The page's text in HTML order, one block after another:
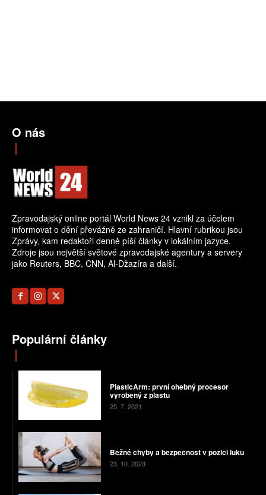
O nás
Zpravodajský online portál World News 24 vznikl za účelem
informovat o dění převážně ze zahraničí. Hlavní rubrikou jsou
Zprávy, kam redaktoři denně píší články v lokálním jazyce.
Zdroje jsou největší světové zpravodajské agentury a servery
jako Reuters, BBC, CNN, Al-Džazíra a další.
Populární články
PlasticArm: první ohebný procesor
vyrobený z plastu
25. 7. 2021
Běžné chyby a bezpečnost v pozici luku
23. 10. 2023